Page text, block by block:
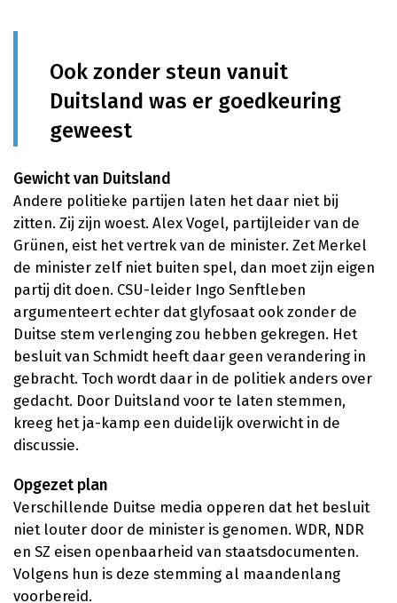
Ook zonder steun vanuit
Duitsland was er goedkeuring
geweest
Gewicht van Duitsland
Andere politieke partijen laten het daar niet bij
zitten. Zij zijn woest. Alex Vogel, partijleider van de
Grünen, eist het vertrek van de minister. Zet Merkel
de minister zelf niet buiten spel, dan moet zijn eigen
partij dit doen. CSU-leider Ingo Senftleben
argumenteert echter dat glyfosaat ook zonder de
Duitse stem verlenging zou hebben gekregen. Het
besluit van Schmidt heeft daar geen verandering in
gebracht. Toch wordt daar in de politiek anders over
gedacht. Door Duitsland voor te laten stemmen,
kreeg het ja-kamp een duidelijk overwicht in de
discussie.
Opgezet plan
Verschillende Duitse media opperen dat het besluit
niet louter door de minister is genomen. WDR, NDR
en SZ eisen openbaarheid van staatsdocumenten.
Volgens hun is deze stemming al maandenlang
voorbereid.